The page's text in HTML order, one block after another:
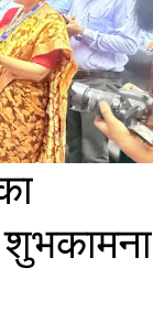
शुभकामना